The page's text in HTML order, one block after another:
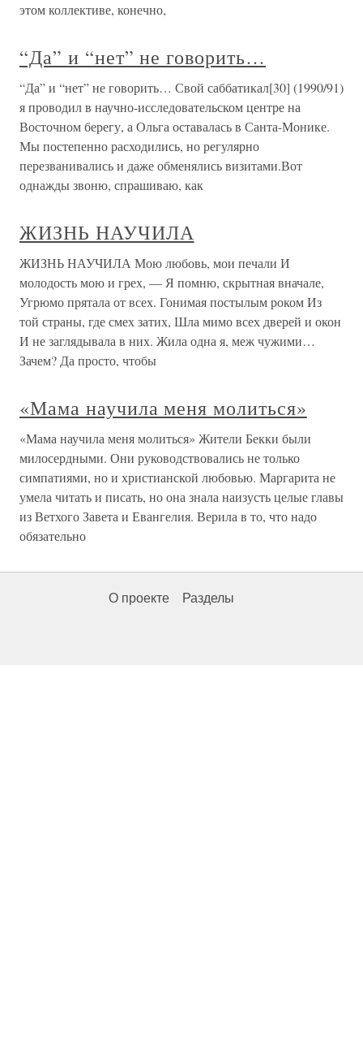
этом коллективе, конечно,
“Да” и “нет” не говорить…
“Да” и “нет” не говорить… Свой саббатикал[30] (1990/91)
я проводил в научно-исследовательском центре на
Восточном берегу, а Ольга оставалась в Санта-Монике.
Мы постепенно расходились, но регулярно
перезванивались и даже обменялись визитами.Вот
однажды звоню, спрашиваю, как
ЖИЗНЬ НАУЧИЛА
ЖИЗНЬ НАУЧИЛА Мою любовь, мои печали И
молодость мою и грех, — Я помню, скрытная вначале,
Угрюмо прятала от всех. Гонимая постылым роком Из
той страны, где смех затих, Шла мимо всех дверей и окон
И не заглядывала в них. Жила одна я, меж чужими…
Зачем? Да просто, чтобы
«Мама научила меня молиться»
«Мама научила меня молиться» Жители Бекки были
милосердными. Они руководствовались не только
симпатиями, но и христианской любовью. Маргарита не
умела читать и писать, но она знала наизусть целые главы
из Ветхого Завета и Евангелия. Верила в то, что надо
обязательно
О проекте Разделы